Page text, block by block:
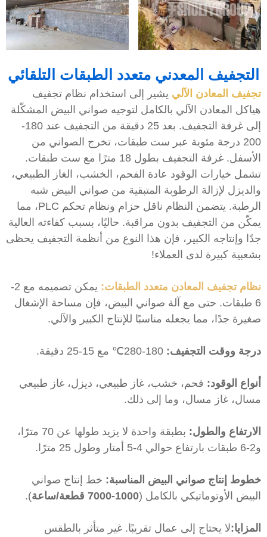
التجفيف المعدني متعدد الطبقات التلقائي
المعادن الآلي يشير إلى استخدام نظام تجفيف
المعادن الآلي بالكامل لتوجيه صواني البيض المشكّلة
إلى غرفة التجفيف. بعد 25 دقيقة من التجفيف عند 180-
200 درجة مئوية عبر ست طبقات، تخرج الصواني من
الأسفل. غرفة التجفيف بطول 18 مترًا مع ست طبقات.
خيارات الوقود عادة الفحم، الخشب، الغاز الطبيعي،
لإزالة الرطوبة المتبقية من صواني البيض شبه
الرطبة. يتضمن النظام ناقل حزام ونظام تحكم PLC، مما
من التجفيف بدون مراقبة. حاليًا، بسبب كفاءته العالية
وإنتاجه الكبير، فإن هذا النوع من أنظمة التجفيف يحظى
كبيرة لدى العملاء!
تجفيف المعادن متعدد الطبقات:
يمكن تصميمه مع 2-
6 طبقات. حتى مع آلة صواني البيض، فإن مساحة الإشغال
جدًا، مما يجعله مناسبًا للإنتاج الكبير والآلي.
ووقت التجفيف:180-280℃ مع 15-25 دقيقة.
الوقود:فحم، خشب، غاز طبيعي، ديزل، غاز طبيعي
غاز مسال، وما إلى ذلك.
والطول:
بطبقة واحدة لا يزيد طولها عن 70 مترًا،
إنتاج صواني البيض المناسبة:خط إنتاج صواني
الأوتوماتيكي بالكامل (1000-7000 قطعة/ساعة ).
لا يحتاج إلى عمال تقريبًا. غير متأثر بالطقس